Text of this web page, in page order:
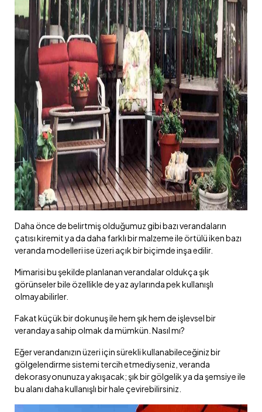
Daha önce de belirtmiş olduğumuz gibi bazı verandaların
çatısı kiremit ya da daha farklı bir malzeme ile örtülü iken bazı
veranda modelleri ise üzeri açık bir biçimde inşa edilir.
Mimarisi bu şekilde planlanan verandalar oldukça şık
görünseler bile özellikle de yaz aylarında pek kullanışlı
olmayabilirler.
Fakat küçük bir dokunuş ile hem şık hem de işlevsel bir
verandaya sahip olmak da mümkün. Nasıl mı?
Eğer verandanızın üzeri için sürekli kullanabileceğiniz bir
gölgelendirme sistemi tercih etmediyseniz, veranda
dekorasyonunuza yakışacak; şık bir gölgelik ya da şemsiye ile
bu alanı daha kullanışlı bir hale çevirebilirsiniz.